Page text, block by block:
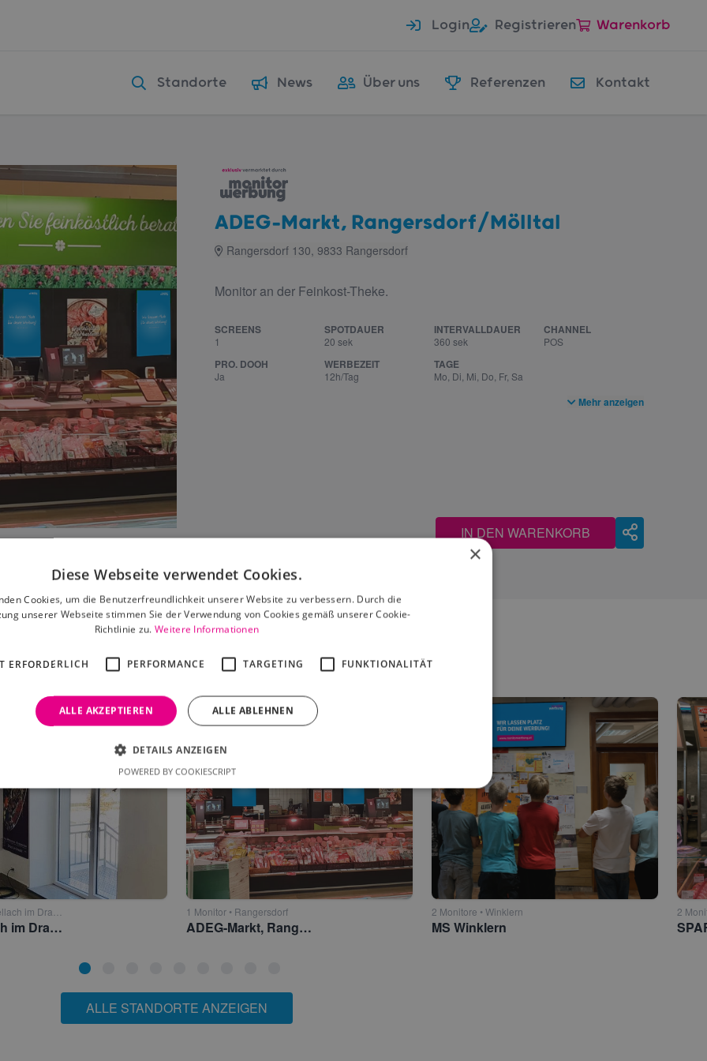
Login Registrieren Warenkorb
Standorte News Über uns Referenzen Kontakt
Leaflet|©OpenStreetMapcontributors
ADEG-Markt, Rangersdorf/Mölltal
Rangersdorf 130, 9833 Rangersdorf
Monitor an der Feinkost-Theke.
SCREENS
1
SPOTDAUER
20 sek
INTERVALLDAUER
360 sek
CHANNEL
POS
PRO. DOOH
Ja
WERBEZEIT
12h/Tag
TAGE
Mo, Di, Mi, Do, Fr, Sa
Mehr anzeigen
IN DEN WARENKORB
dir auch gefallen
MS Dellach im Drautal
1 Monitor • Rangersdorf
ADEG-Markt, Rangersdorf/Mölltal
2 Monitore • Winklern
MS Winklern
2
ALLE STANDORTE ANZEIGEN
×
Diese Webseite verwendet Cookies.
Cookies, um die Benutzerfreundlichkeit unserer Website zu verbessern. Durch die
unserer Webseite stimmen Sie der Verwendung von Cookies gemäß unserer Cookie-
Richtlinie zu.Weitere Informationen
ERFORDERLICH PERFORMANCE TARGETING FUNKTIONALITÄT
ALLE AKZEPTIEREN ALLE ABLEHNEN
DETAILS ANZEIGEN
POWERED BY COOKIESCRIPT